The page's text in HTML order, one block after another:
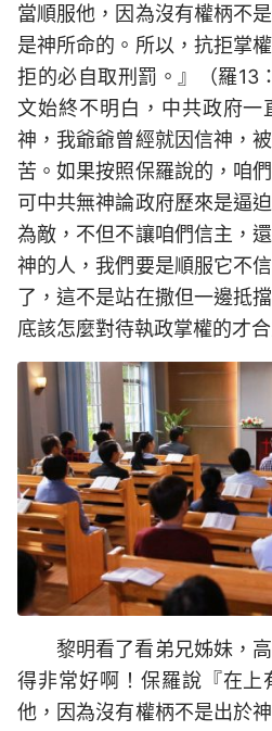
當順服他，因為沒有權柄不
是神所命的。所以，抗拒掌
拒的必自取刑罰。』（羅13
文始終不明白，中共政府一
神，我爺爺曾經就因信神，
苦。如果按照保羅說的，咱
可中共無神論政府歷來是逼
為敵，不但不讓咱們信主，
神的人，我們要是順服它不
了，這不是站在撒但一邊抵
底該怎麼對待執政掌權的才合
黎明看了看弟兄姊妹，
得非常好啊！保羅說『在上
他，因為沒有權柄不是出於